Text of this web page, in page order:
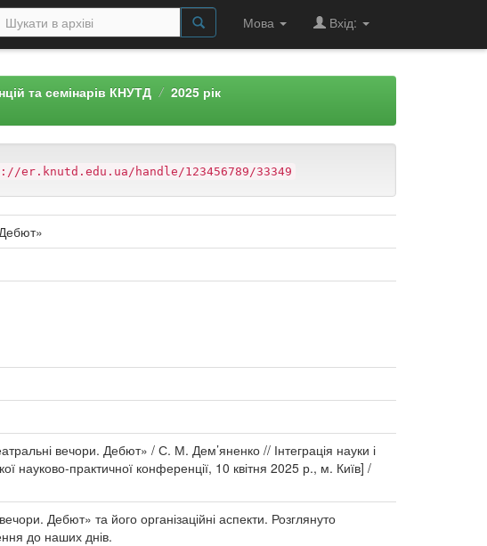
Мова Вхід:
та семінарів КНУТД
2025 рік
er.knutd.edu.ua/handle/123456789/33349
вечори. Дебют» / С. М. Дем’яненко // Інтеграція науки і
науково-практичної конференції, 10 квітня 2025 р., м. Київ] /
Дебют» та його організаційні аспекти. Розглянуто
до наших днів.